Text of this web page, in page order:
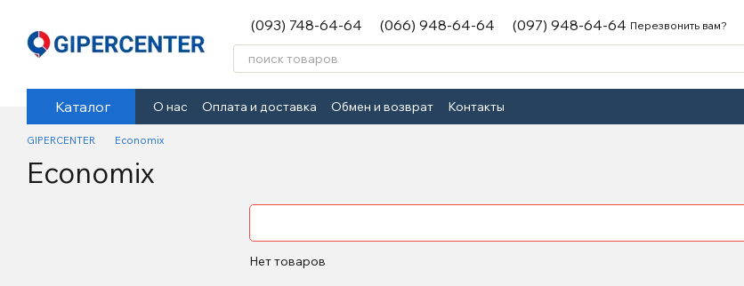
(093) 748-64-64 (066) 948-64-64 (097) 948-64-64 Перезвонить вам?
Каталог О нас Оплата и доставка Обмен и возврат Контакты
GIPERCENTER Economix
Economix
Нет товаров